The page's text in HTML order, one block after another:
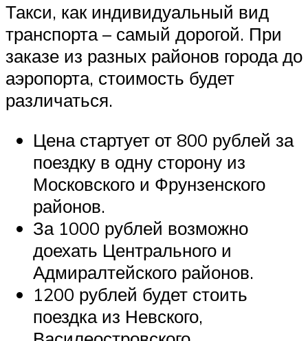
Такси, как индивидуальный вид
транспорта – самый дорогой. При
заказе из разных районов города до
аэропорта, стоимость будет
различаться.
Цена стартует от 800 рублей за
поездку в одну сторону из
Московского и Фрунзенского
районов.
За 1000 рублей возможно
доехать Центрального и
Адмиралтейского районов.
1200 рублей будет стоить
поездка из Невского,